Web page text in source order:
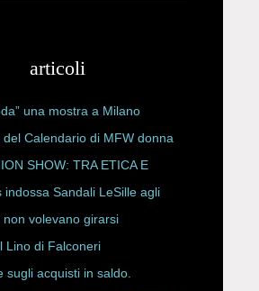
articoli
una mostra a Milano
del Calendario di MFW donna
SHOW: TRA ETICA E
indossa Sandali LeSille agli
2026
non volevano girarsi
Lino di Falconeri
sugli acquisti in saldo.